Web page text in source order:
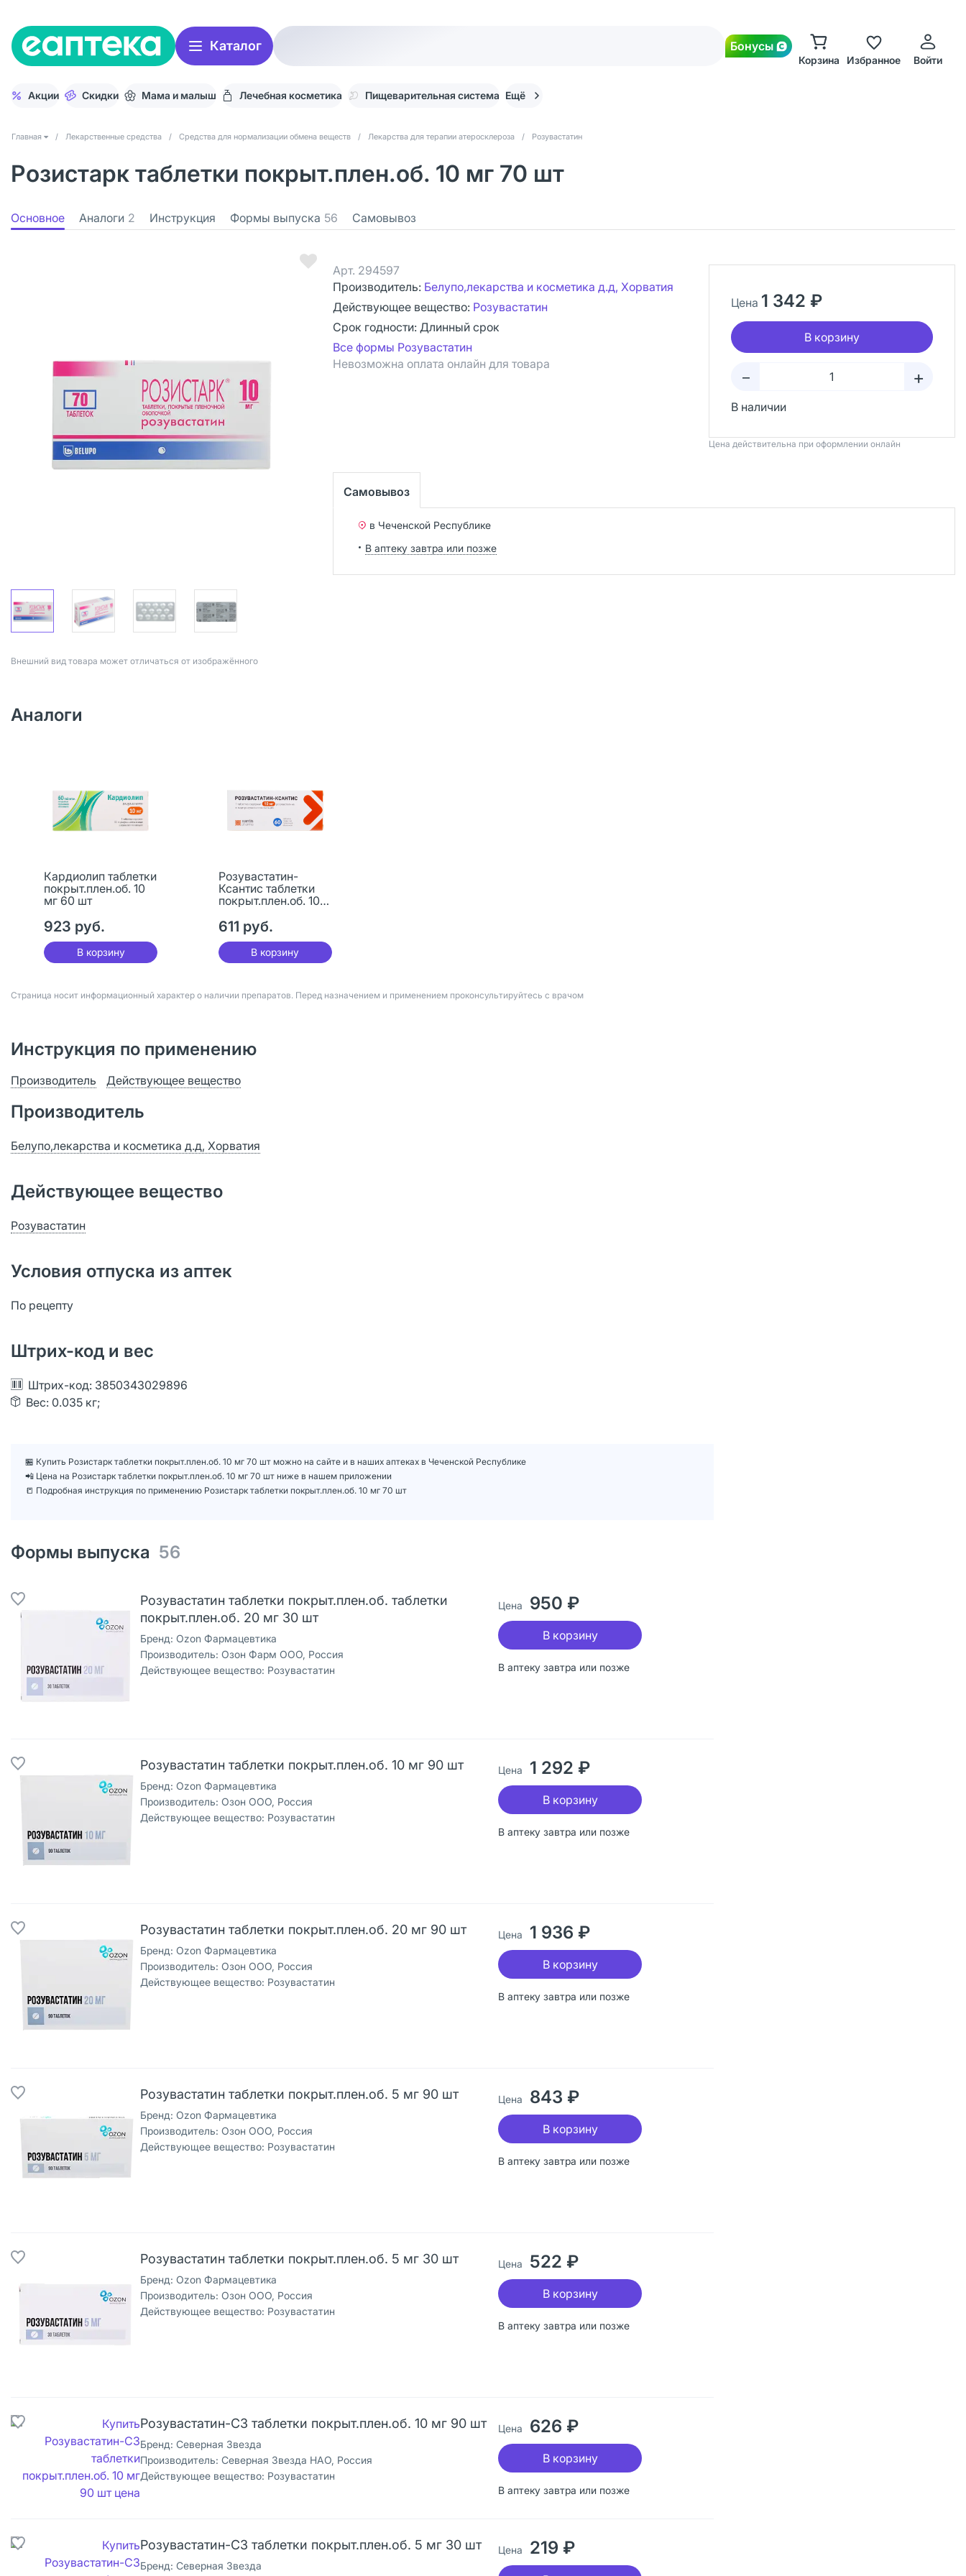
Каталог Бонусы
Корзина Избранное Войти
Акции Скидки Мама и малыш Лечебная косметика Пищеварительная система Ещё
Главная / Лекарственные средства / Средства для нормализации обмена веществ / Лекарства для терапии атеросклероза / Розувастатин
Розистарк таблетки покрыт.плен.об. 10 мг 70 шт
Основное Аналоги 2 Инструкция Формы выпуска 56 Самовывоз
Bнешний вид товара может отличаться от изображённого
Арт. 294597
Производитель: Белупо,лекарства и косметика д.д, Хорватия
Действующее вещество: Розувастатин
Срок годности: Длинный срок
Все формы Розувастатин
Невозможна оплата онлайн для товара
Цена 1 342 ₽
В корзину
– +
В наличии
Цена действительна при оформлении онлайн
Самовывоз
в Чеченской Республике
В аптеку завтра или позже
Аналоги
Кардиолип таблетки
покрыт.плен.об. 10
мг 60 шт
923 руб.
В корзину
Розувастатин-
Ксантис таблетки
покрыт.плен.об. 10
611 руб.
В корзину
Страница носит информационный характер о наличии препаратов. Перед назначением и применением проконсультируйтесь с врачом
Инструкция по применению
Производитель Действующее вещество
Производитель
Белупо,лекарства и косметика д.д, Хорватия
Действующее вещество
Розувастатин
Условия отпуска из аптек
По рецепту
Штрих-код и вес
Штрих-код: 3850343029896
Вес: 0.035 кг;
🏪 Купить Розистарк таблетки покрыт.плен.об. 10 мг 70 шт можно на сайте и в наших аптеках в Чеченской Республике
📲 Цена на Розистарк таблетки покрыт.плен.об. 10 мг 70 шт ниже в нашем приложении
📒 Подробная инструкция по применению Розистарк таблетки покрыт.плен.об. 10 мг 70 шт
Формы выпуска 56
Розувастатин таблетки покрыт.плен.об. таблетки
покрыт.плен.об. 20 мг 30 шт
Бренд: Ozon Фармацевтика
Производитель: Озон Фарм ООО, Россия
Действующее вещество: Розувастатин В аптеку завтра или позже
Цена 950 ₽
В корзину
Розувастатин таблетки покрыт.плен.об. 10 мг 90 шт
Бренд: Ozon Фармацевтика
Производитель: Озон ООО, Россия
Действующее вещество: Розувастатин
В аптеку завтра или позже
Цена 1 292 ₽
В корзину
Розувастатин таблетки покрыт.плен.об. 20 мг 90 шт
Бренд: Ozon Фармацевтика
Производитель: Озон ООО, Россия
Действующее вещество: Розувастатин
В аптеку завтра или позже
Цена 1 936 ₽
В корзину
Розувастатин таблетки покрыт.плен.об. 5 мг 90 шт
Бренд: Ozon Фармацевтика
Производитель: Озон ООО, Россия
Действующее вещество: Розувастатин
В аптеку завтра или позже
Цена 843 ₽
В корзину
Розувастатин таблетки покрыт.плен.об. 5 мг 30 шт
Бренд: Ozon Фармацевтика
Производитель: Озон ООО, Россия
Действующее вещество: Розувастатин
В аптеку завтра или позже
Цена 522 ₽
В корзину
Розувастатин-СЗ таблетки покрыт.плен.об. 10 мг 90 шт
Бренд: Северная Звезда
Производитель: Северная Звезда НАО, Россия
Действующее вещество: Розувастатин
В аптеку завтра или позже
Цена 626 ₽
В корзину
Розувастатин-СЗ таблетки покрыт.плен.об. 5 мг 30 шт
Бренд: Северная Звезда
Цена 219 ₽